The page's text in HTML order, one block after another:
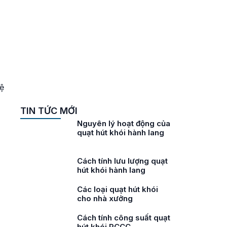
TIN TỨC MỚI
Nguyên lý hoạt động của
quạt hút khói hành lang
Cách tính lưu lượng quạt
hút khói hành lang
Các loại quạt hút khói
cho nhà xưởng
Cách tính công suất quạt